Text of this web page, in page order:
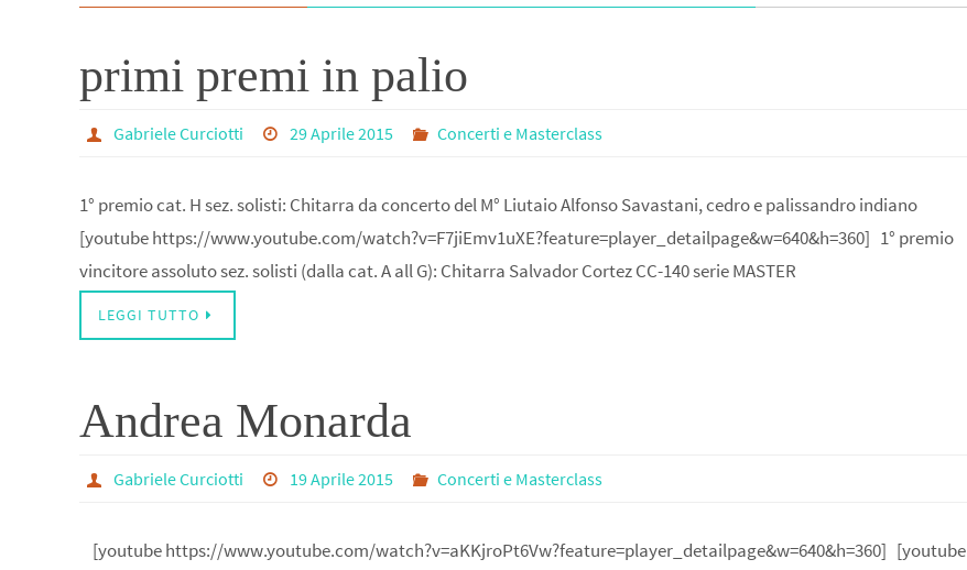
primi premi in palio
Gabriele Curciotti 29 Aprile 2015 Concerti e Masterclass
1° premio cat. H sez. solisti: Chitarra da concerto del M° Liutaio Alfonso Savastani, cedro e palissandro indiano
[youtube https://www.youtube.com/watch?v=F7jiEmv1uXE?feature=player_detailpage&w=640&h=360] 1° premio
vincitore assoluto sez. solisti (dalla cat. A all G): Chitarra Salvador Cortez CC-140 serie MASTER
LEGGI TUTTO
Andrea Monarda
Gabriele Curciotti 19 Aprile 2015 Concerti e Masterclass
[youtube https://www.youtube.com/watch?v=aKKjroPt6Vw?feature=player_detailpage&w=640&h=360] [youtube